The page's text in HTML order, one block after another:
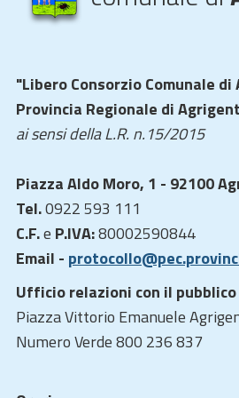
"Libero Consorzio Comunale
Provincia Regionale di
ai sensi della L.R. n.15/2015
Piazza Aldo Moro, 1 - 92100
Tel.0922 593 111
C.F.e P.IVA:80002590844
Email -
Ufficio relazioni con il pubblico
Piazza Vittorio Emanuele
Numero Verde 800 236 837